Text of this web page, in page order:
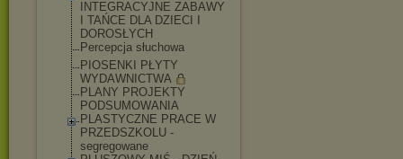
INTEGRACYJNE ZABAWY
I TAŃCE DLA DZIECI I
DOROSŁYCH
Percepcja słuchowa
PIOSENKI PŁYTY
WYDAWNICTWA
PLANY PROJEKTY
PODSUMOWANIA
PLASTYCZNE PRACE W
PRZEDSZKOLU -
segregowane